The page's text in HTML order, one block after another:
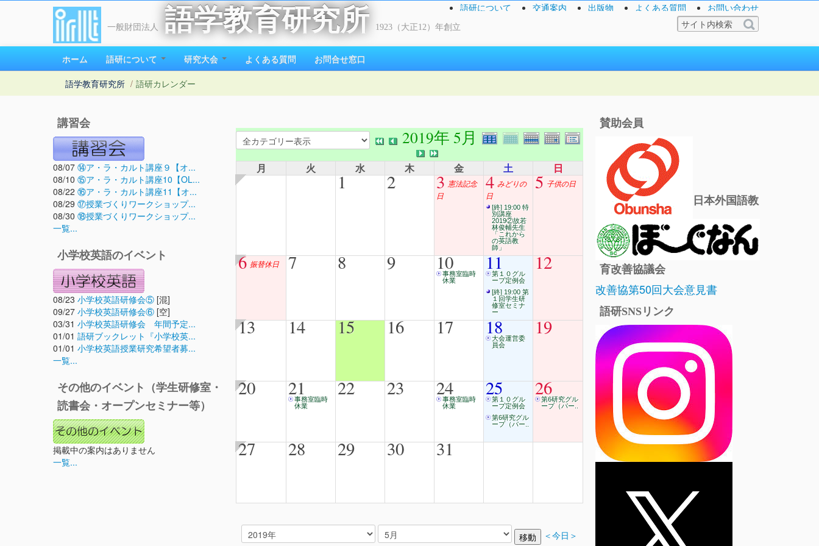
一般財団法人 語学教育研究所 1923（大正12）年創立
語研について 交通案内 出版物 よくある質問 お問い合わせ
ホーム 語研について 研究大会 よくある質問 お問合せ窓口
語学教育研究所 / 語研カレンダー
講習会
08/07 ⑭ア・ラ・カルト講座９【オ...
08/10 ⑮ア・ラ・カルト講座10【OL...
08/22 ⑯ア・ラ・カルト講座11【オ...
08/29 ⑰授業づくりワークショップ...
08/30 ⑱授業づくりワークショップ...
一覧...
小学校英語のイベント
08/23 小学校英語研修会⑤ [混]
09/27 小学校英語研修会⑥ [空]
03/31 小学校英語研修会 年間予定...
01/01 語研ブックレット『小学校英...
01/01 小学校英語授業研究希望者募...
一覧...
その他のイベント（学生研修室・
読書会・オープンセミナー等）
掲載中の案内はありません
一覧...
2019年 5月
月 火 水 木 金 土 日
1 2 3 憲法記念
日
4 みどりの
日
[終] 19:00 特
別講座
2019②故若
林俊輔先生
「これから
の英語教
師」
5 子供の日
6 振替休日 7 8 9 10
事務室臨時
休業
11
第１０グル
ープ定例会
[終] 19:00 第
１回学生研
修室セミナ
ー
12
13 14 15 16 17 18
大会運営委
員会
19
20 21
事務室臨時
休業
22 23 24
事務室臨時
休業
25
第１０グル
ープ定例会
第6研究グル
ープ（パー..
26
第6研究グル
ープ（パー..
27 28 29 30 31
＜今日＞
賛助会員
日本外国語教
育改善協議会
改善協第50回大会意見書
語研SNSリンク